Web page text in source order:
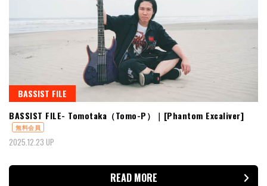
BASSIST FILE
BASSIST FILE- Tomotaka（Tomo-P）｜[Phantom Excaliver]
無料会員
2025.12.23 UP
READ MORE